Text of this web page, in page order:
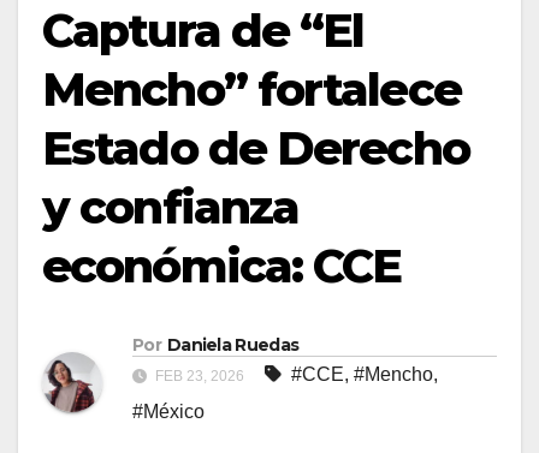
Captura de “El
Mencho” fortalece
Estado de Derecho
y confianza
económica: CCE
Por Daniela Ruedas
FEB 23, 2026 #CCE, #Mencho,
#México